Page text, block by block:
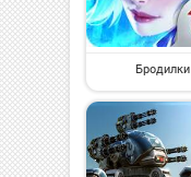
Бродилки